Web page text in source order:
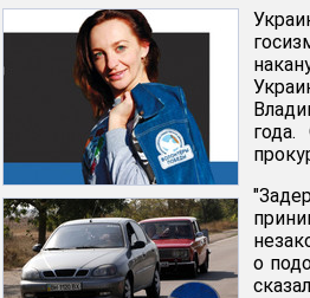
Волонтеров Победы
©РИА Новости / Макс Ветров
о